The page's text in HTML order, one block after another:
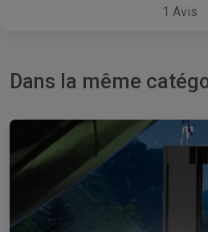
1 Avis
Dans la même